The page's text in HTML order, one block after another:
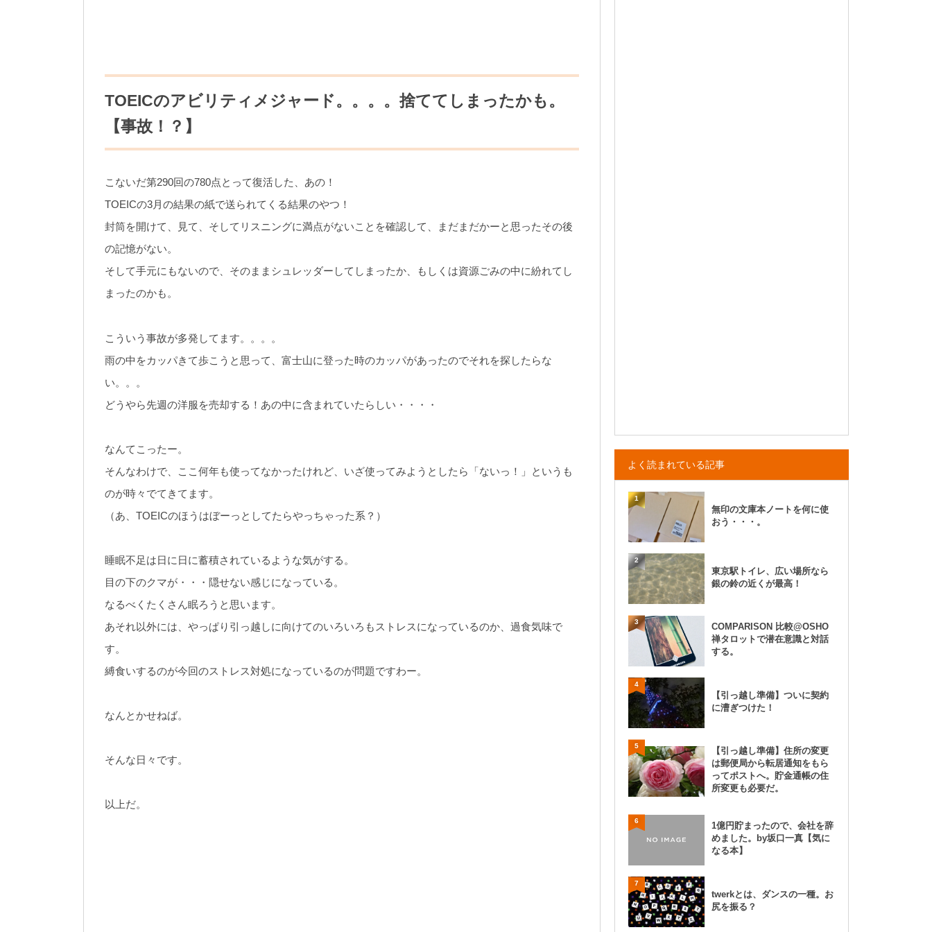
TOEICのアビリティメジャード。。。。捨ててしまったかも。
【事故！？】
こないだ第290回の780点とって復活した、あの！
TOEICの3月の結果の紙で送られてくる結果のやつ！
封筒を開けて、見て、そしてリスニングに満点がないことを確認して、まだまだかーと思ったその後
の記憶がない。
そして手元にもないので、そのままシュレッダーしてしまったか、もしくは資源ごみの中に紛れてし
まったのかも。
こういう事故が多発してます。。。。
雨の中をカッパきて歩こうと思って、富士山に登った時のカッパがあったのでそれを探したらな
い。。。
どうやら先週の洋服を売却する！あの中に含まれていたらしい・・・・
なんてこったー。
そんなわけで、ここ何年も使ってなかったけれど、いざ使ってみようとしたら「ないっ！」というも
のが時々でてきてます。
（あ、TOEICのほうはぼーっとしてたらやっちゃった系？）
睡眠不足は日に日に蓄積されているような気がする。
目の下のクマが・・・隠せない感じになっている。
なるべくたくさん眠ろうと思います。
あそれ以外には、やっぱり引っ越しに向けてのいろいろもストレスになっているのか、過食気味で
す。
縛食いするのが今回のストレス対処になっているのが問題ですわー。
なんとかせねば。
そんな日々です。
以上だ。
よく読まれている記事
1
無印の文庫本ノートを何に使
おう・・・。
2
東京駅トイレ、広い場所なら
銀の鈴の近くが最高！
3
COMPARISON 比較@OSHO
禅タロットで潜在意識と対話
する。
4
【引っ越し準備】ついに契約
に漕ぎつけた！
5
【引っ越し準備】住所の変更
は郵便局から転居通知をもら
ってポストへ。貯金通帳の住
所変更も必要だ。
6
1億円貯まったので、会社を辞
めました。by坂口一真【気に
なる本】
7
twerkとは、ダンスの一種。お
尻を振る？